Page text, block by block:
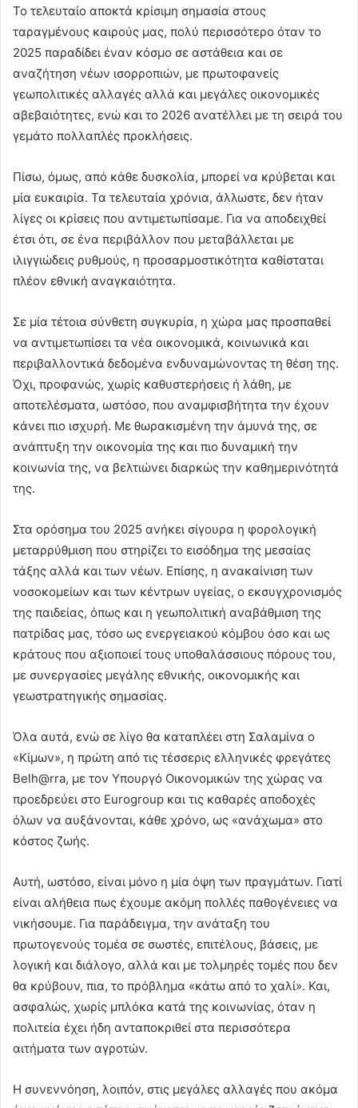
Το τελευταίο αποκτά κρίσιμη σημασία στους
ταραγμένους καιρούς μας, πολύ περισσότερο όταν το
2025 παραδίδει έναν κόσμο σε αστάθεια και σε
αναζήτηση νέων ισορροπιών, με πρωτοφανείς
γεωπολιτικές αλλαγές αλλά και μεγάλες οικονομικές
αβεβαιότητες, ενώ και το 2026 ανατέλλει με τη σειρά του
γεμάτο πολλαπλές προκλήσεις.
Πίσω, όμως, από κάθε δυσκολία, μπορεί να κρύβεται και
μία ευκαιρία. Τα τελευταία χρόνια, άλλωστε, δεν ήταν
λίγες οι κρίσεις που αντιμετωπίσαμε. Για να αποδειχθεί
έτσι ότι, σε ένα περιβάλλον που μεταβάλλεται με
ιλιγγιώδεις ρυθμούς, η προσαρμοστικότητα καθίσταται
πλέον εθνική αναγκαιότητα.
Σε μία τέτοια σύνθετη συγκυρία, η χώρα μας προσπαθεί
να αντιμετωπίσει τα νέα οικονομικά, κοινωνικά και
περιβαλλοντικά δεδομένα ενδυναμώνοντας τη θέση της.
Όχι, προφανώς, χωρίς καθυστερήσεις ή λάθη, με
αποτελέσματα, ωστόσο, που αναμφισβήτητα την έχουν
κάνει πιο ισχυρή. Με θωρακισμένη την άμυνά της, σε
ανάπτυξη την οικονομία της και πιο δυναμική την
κοινωνία της, να βελτιώνει διαρκώς την καθημερινότητά
της.
Στα ορόσημα του 2025 ανήκει σίγουρα η φορολογική
μεταρρύθμιση που στηρίζει το εισόδημα της μεσαίας
τάξης αλλά και των νέων. Επίσης, η ανακαίνιση των
νοσοκομείων και των κέντρων υγείας, ο εκσυγχρονισμός
της παιδείας, όπως και η γεωπολιτική αναβάθμιση της
πατρίδας μας, τόσο ως ενεργειακού κόμβου όσο και ως
κράτους που αξιοποιεί τους υποθαλάσσιους πόρους του,
με συνεργασίες μεγάλης εθνικής, οικονομικής και
γεωστρατηγικής σημασίας.
Όλα αυτά, ενώ σε λίγο θα καταπλέει στη Σαλαμίνα ο
«Κίμων», η πρώτη από τις τέσσερις ελληνικές φρεγάτες
Belh@rra, με τον Υπουργό Οικονομικών της χώρας να
πρoεδρεύει στο Eurogroup και τις καθαρές αποδοχές
όλων να αυξάνονται, κάθε χρόνο, ως «ανάχωμα» στο
κόστος ζωής.
Αυτή, ωστόσο, είναι μόνο η μία όψη των πραγμάτων. Γιατί
είναι αλήθεια πως έχουμε ακόμη πολλές παθογένειες να
νικήσουμε. Για παράδειγμα, την ανάταξη του
πρωτογενούς τομέα σε σωστές, επιτέλους, βάσεις, με
λογική και διάλογο, αλλά και με τολμηρές τομές που δεν
θα κρύβουν, πια, το πρόβλημα «κάτω από το χαλί». Και,
ασφαλώς, χωρίς μπλόκα κατά της κοινωνίας, όταν η
πολιτεία έχει ήδη ανταποκριθεί στα περισσότερα
αιτήματα των αγροτών.
Η συνεννόηση, λοιπόν, στις μεγάλες αλλαγές που ακόμα